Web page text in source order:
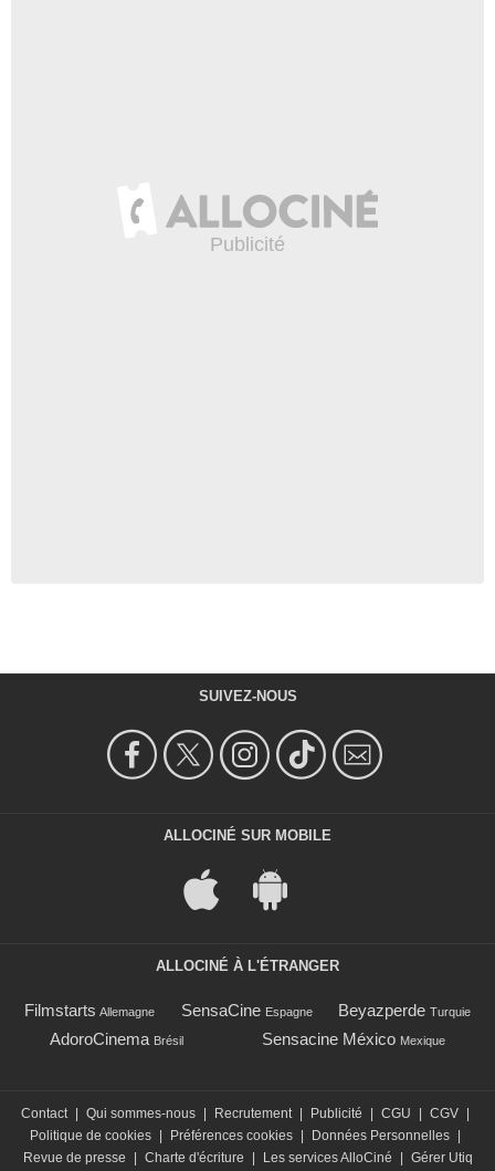
SUIVEZ-NOUS
ALLOCINÉ SUR MOBILE
ALLOCINÉ À L'ÉTRANGER
Filmstarts Allemagne SensaCine Espagne Beyazperde Turquie
AdoroCinema Brésil Sensacine México Mexique
Contact | Qui sommes-nous | Recrutement | Publicité | CGU | CGV |
Politique de cookies | Préférences cookies | Données Personnelles |
Revue de presse
| Charte d'écriture | Les services AlloCiné | Gérer Utiq